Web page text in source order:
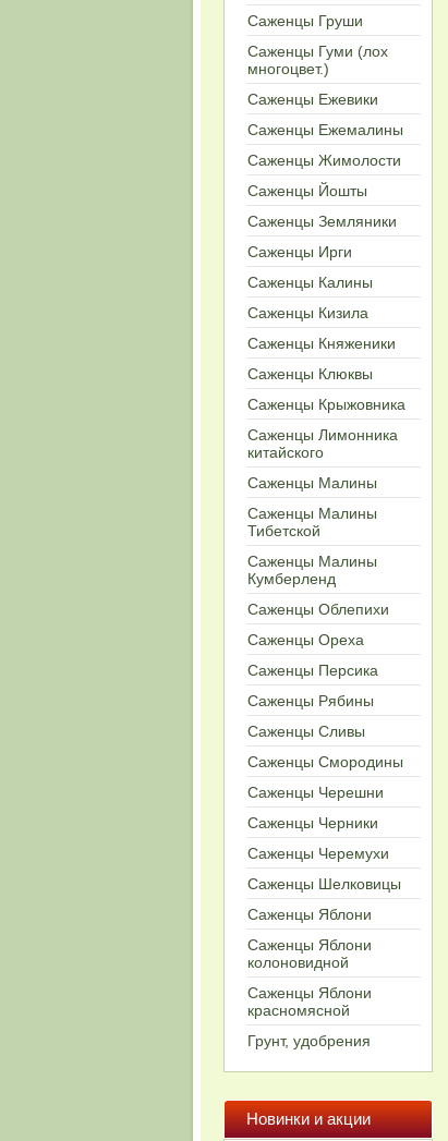
Саженцы Груши
Саженцы Гуми (лох
многоцвет.)
Cаженцы Ежевики
Саженцы Ежемалины
Саженцы Жимолости
Саженцы Йошты
Cаженцы Земляники
Саженцы Ирги
Cаженцы Калины
Cаженцы Кизила
Саженцы Княженики
Cаженцы Клюквы
Cаженцы Крыжовника
Cаженцы Лимонника
китайского
Cаженцы Малины
Саженцы Малины
Тибетской
Саженцы Малины
Кумберленд
Cаженцы Облепихи
Саженцы Ореха
Саженцы Персика
Cаженцы Рябины
Cаженцы Сливы
Cаженцы Смородины
Cаженцы Черешни
Cаженцы Черники
Саженцы Черемухи
Саженцы Шелковицы
Cаженцы Яблони
Саженцы Яблони
колоновидной
Саженцы Яблони
красномясной
Грунт, удобрения
Новинки и акции